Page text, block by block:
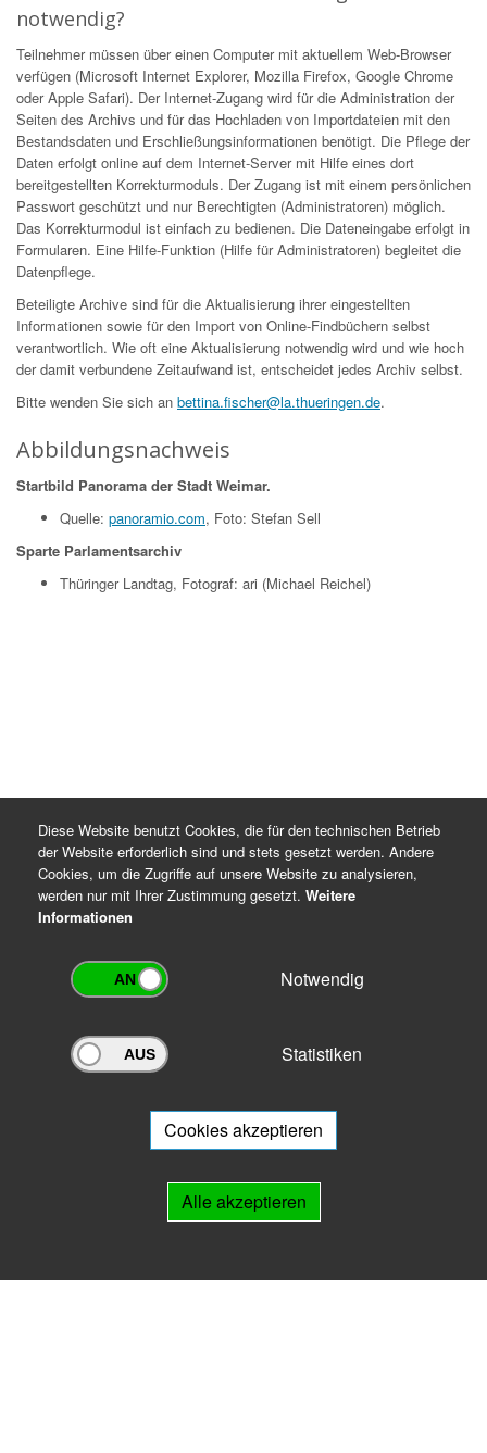
notwendig?
Teilnehmer müssen über einen Computer mit aktuellem Web-Browser
verfügen (Microsoft Internet Explorer, Mozilla Firefox, Google Chrome
oder Apple Safari). Der Internet-Zugang wird für die Administration der
Seiten des Archivs und für das Hochladen von Importdateien mit den
Bestandsdaten und Erschließungsinformationen benötigt. Die Pflege der
Daten erfolgt online auf dem Internet-Server mit Hilfe eines dort
bereitgestellten Korrekturmoduls. Der Zugang ist mit einem persönlichen
Passwort geschützt und nur Berechtigten (Administratoren) möglich.
Das Korrekturmodul ist einfach zu bedienen. Die Dateneingabe erfolgt in
Formularen. Eine Hilfe-Funktion (Hilfe für Administratoren) begleitet die
Datenpflege.
Beteiligte Archive sind für die Aktualisierung ihrer eingestellten
Informationen sowie für den Import von Online-Findbüchern selbst
verantwortlich. Wie oft eine Aktualisierung notwendig wird und wie hoch
der damit verbundene Zeitaufwand ist, entscheidet jedes Archiv selbst.
Bitte wenden Sie sich an bettina.fischer@la.thueringen.de.
Abbildungsnachweis
Startbild Panorama der Stadt Weimar.
Quelle: panoramio.com, Foto: Stefan Sell
Sparte Parlamentsarchiv
Thüringer Landtag, Fotograf: ari (Michael Reichel)
Archivportal Thüringen
Ihnen beratend zur Seite.
Diese Website benutzt Cookies, die für den technischen Betrieb
der Website erforderlich sind und stets gesetzt werden. Andere
Cookies, um die Zugriffe auf unsere Website zu analysieren,
werden nur mit Ihrer Zustimmung gesetzt. Weitere
Informationen
Notwendig
Statistiken
Cookies akzeptieren
Alle akzeptieren